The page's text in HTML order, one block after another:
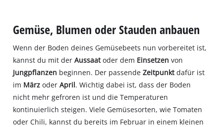
Gemüse, Blumen oder Stauden anbauen
Wenn der Boden deines Gemüsebeets nun vorbereitet ist,
kannst du mit derAussaatoder dem Einsetzenvon
Jungpflanzen beginnen. Der passendeZeitpunktdafür ist
im MärzoderApril. Wichtig dabei ist, dass der Boden
nicht mehr gefroren ist und die Temperaturen
kontinuierlich steigen. Viele Gemüsesorten, wie Tomaten
oder Chili, kannst du bereits im Februar in einem kleinen